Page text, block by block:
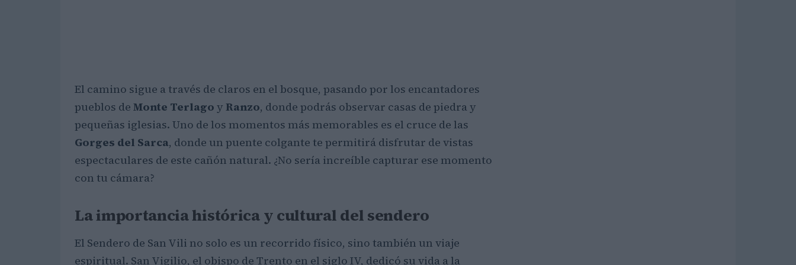
El camino sigue a través de claros en el bosque, pasando por los encantadores
pueblos de Monte Terlago y Ranzo, donde podrás observar casas de piedra y
pequeñas iglesias. Uno de los momentos más memorables es el cruce de las
Gorges del Sarca, donde un puente colgante te permitirá disfrutar de vistas
espectaculares de este cañón natural. ¿No sería increíble capturar ese momento
con tu cámara?
La importancia histórica y cultural del sendero
El Sendero de San Vili no solo es un recorrido físico, sino también un viaje
espiritual. San Vigilio, el obispo de Trento en el siglo IV, dedicó su vida a la